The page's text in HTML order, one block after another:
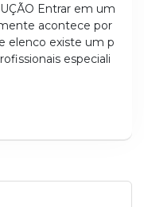
Entrar em um
acontece por
elenco existe um p
especiali